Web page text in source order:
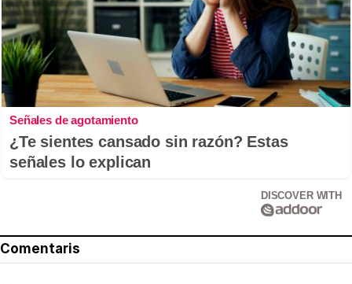
Señales de agotamiento
¿Te sientes cansado sin razón? Estas
señales lo explican
DISCOVER WITH
Comentaris